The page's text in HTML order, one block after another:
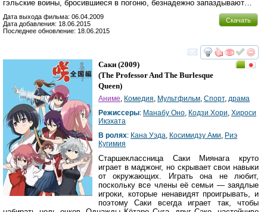
гэльские воины, бросившиеся в погоню, безнадежно запаздывают…
Скачать
Дата выхода фильма: 06.04.2009
Дата добавления: 18.06.2015
Последнее обновление: 18.06.2015
смотреть
Саки (2009)
(The Professor And The Burlesque
Queen)
Аниме, Комедия, Мультфильм, Спорт, драма
Режиссеры: Манабу Оно, Кодзи Хори, Хироси
Икэхата
В ролях: Кана Уэда, Косимидзу Ами, Риэ
Кугимия
Старшеклассница Саки Миянага круто
играет в маджонг, но скрывает свои навыки
от окружающих. Играть она не любит,
поскольку все члены её семьи — заядлые
игроки, которые ненавидят проигрывать, и
поэтому Саки всегда играет так, чтобы